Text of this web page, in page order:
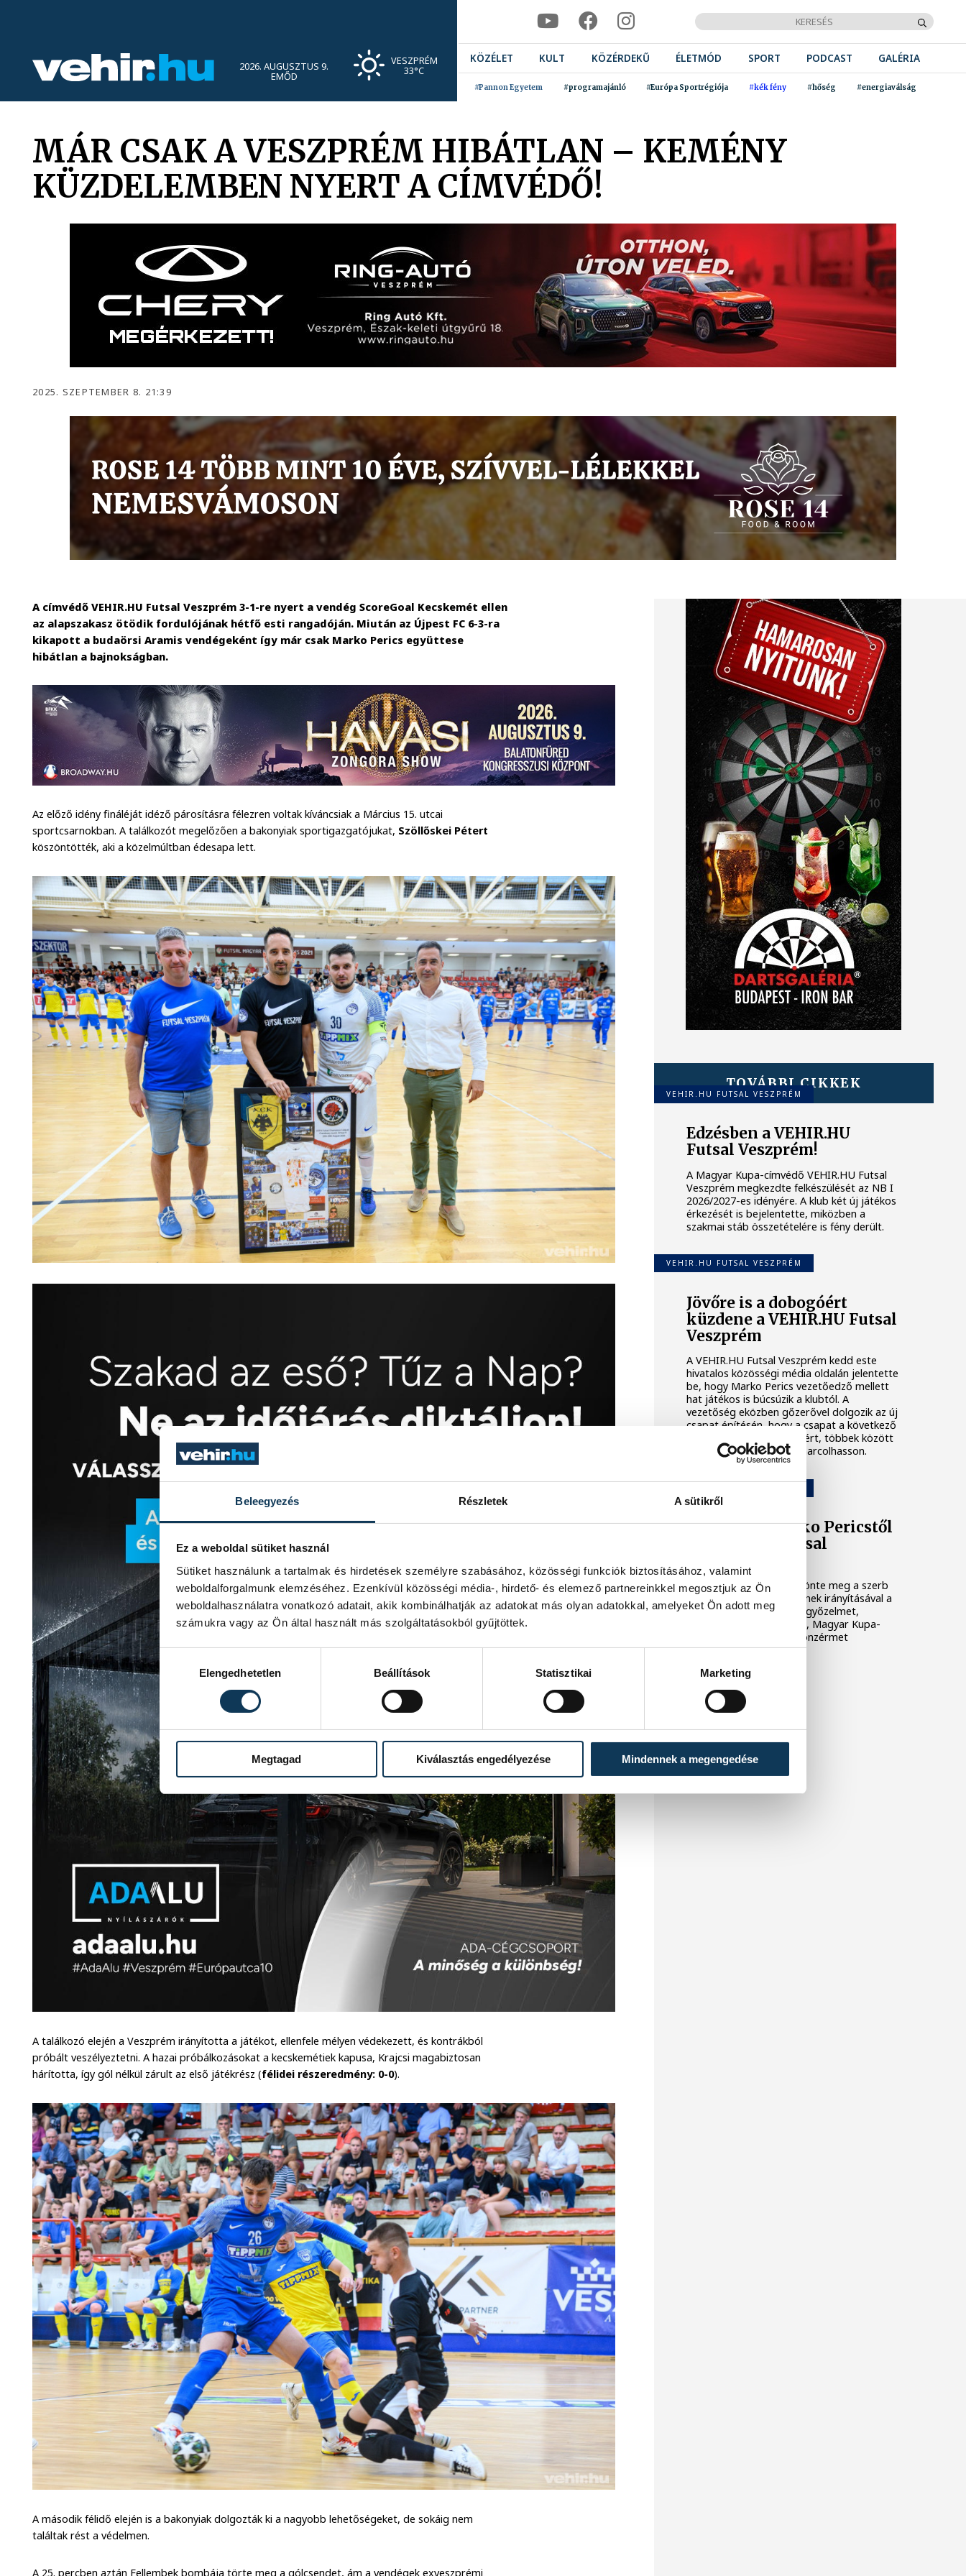
Beleegyezés Részletek A sütikről
Ez a weboldal sütiket használ
Sütiket használunk a tartalmak és hirdetések személyre szabásához, közösségi funkciók biztosításához, valamint
weboldalforgalmunk elemzéséhez. Ezenkívül közösségi média-, hirdető- és elemező partnereinkkel megosztjuk az Ön
weboldalhasználatra vonatkozó adatait, akik kombinálhatják az adatokat más olyan adatokkal, amelyeket Ön adott meg
számukra vagy az Ön által használt más szolgáltatásokból gyűjtöttek.
Elengedhetetlen
Beállítások Statisztikai Marketing
Megtagad Kiválasztás engedélyezése Mindennek a megengedése
2026. AUGUSZTUS 9.
EMŐD
VESZPRÉM
33°C
KÖZÉLET KULT KÖZÉRDEKŰ ÉLETMÓD SPORT PODCAST GALÉRIA
#Pannon Egyetem #programajánló #Európa Sportrégiója #kék fény #hőség #energiaválság
MÁR CSAK A VESZPRÉM HIBÁTLAN – KEMÉNY
KÜZDELEMBEN NYERT A CÍMVÉDŐ!
2025. SZEPTEMBER 8. 21:39
A címvédő VEHIR.HU Futsal Veszprém 3-1-re nyert a vendég ScoreGoal Kecskemét ellen
az alapszakasz ötödik fordulójának hétfő esti rangadóján. Miután az Újpest FC 6-3-ra
kikapott a budaörsi Aramis vendégeként így már csak Marko Perics együttese
hibátlan a bajnokságban.
Az előző idény fináléját idéző párosításra félezren voltak kíváncsiak a Március 15. utcai
sportcsarnokban. A találkozót megelőzően a bakonyiak sportigazgatójukat, Szöllőskei Pétert
köszöntötték, aki a közelmúltban édesapa lett.
A találkozó elején a Veszprém irányította a játékot, ellenfele mélyen védekezett, és kontrákból
próbált veszélyeztetni. A hazai próbálkozásokat a kecskemétiek kapusa, Krajcsi magabiztosan
hárította, így gól nélkül zárult az első játékrész (félidei részeredmény: 0-0).
A második félidő elején is a bakonyiak dolgozták ki a nagyobb lehetőségeket, de sokáig nem
találtak rést a védelmen.
A 25. percben aztán Fellembek bombája törte meg a gólcsendet, ám a vendégek exveszprémi
TOVÁBBI CIKKEK
VEHIR.HU FUTSAL VESZPRÉM
Edzésben a VEHIR.HU
Futsal Veszprém!
A Magyar Kupa-címvédő VEHIR.HU Futsal
Veszprém megkezdte felkészülését az NB I
2026/2027-es idényére. A klub két új játékos
érkezését is bejelentette, miközben a
szakmai stáb összetételére is fény derült.
VEHIR.HU FUTSAL VESZPRÉM
Jövőre is a dobogóért
küzdene a VEHIR.HU Futsal
Veszprém
A VEHIR.HU Futsal Veszprém kedd este
hivatalos közösségi média oldalán jelentette
be, hogy Marko Perics vezetőedző mellett
hat játékos is búcsúzik a klubtól. A
vezetőség eközben gőzerővel dolgozik az új
csapat építésén, hogy a csapat a következő
idényben is komoly célokért, többek között
dobogós helyezésekért harcolhasson.
Elköszönt Marko Pericstől
a VEHIR.HU Futsal
A klub saját oldalán köszönte meg a szerb
szakember munkáját, akinek irányításával a
veszprémiek alapszakaszgyőzelmet,
történelmi BL-szereplést, Magyar Kupa-
győzelmet és bajnoki bronzérmet
ünnepelhettek.